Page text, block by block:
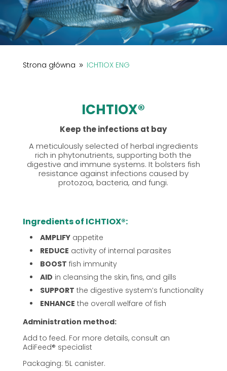
Strona główna 9 ICHTIOX ENG
ICHTIOX®
Keep the infections at bay
A meticulously selected of herbal ingredients
rich in phytonutrients, supporting both the
digestive and immune systems. It bolsters fish
resistance against infections caused by
protozoa, bacteria, and fungi.
Ingredients of ICHTIOX®:
AMPLIFYappetite
REDUCE activity of internal parasites
BOOST fish immunity
AID in cleansing the skin, fins, and gills
SUPPORT the digestive system’s functionality
ENHANCE the overall welfare of fish
Administration method:
Add to feed. For more details, consult an
AdiFeed® specialist
Packaging: 5L canister.